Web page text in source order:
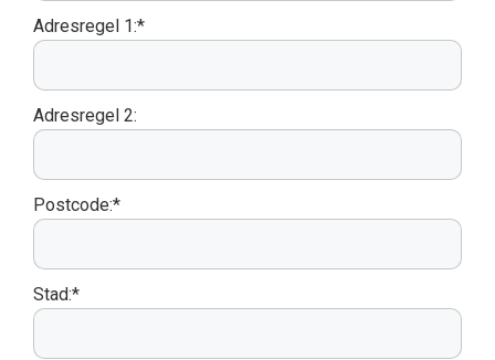
Adresregel 1:*
Adresregel 2:
Postcode:*
Stad:*